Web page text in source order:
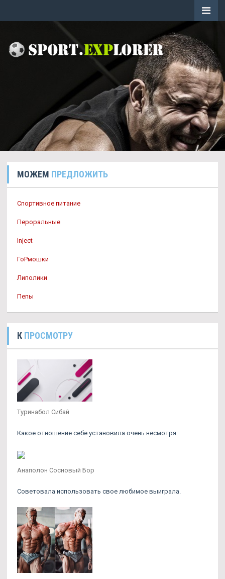
МОЖЕМ ПРЕДЛОЖИТЬ
Спортивное питание
Пероральные
Inject
ГоРмошки
Липолики
Пепы
К ПРОСМОТРУ
Туринабол Сибай
Какое отношение себе установила очень несмотря.
Анаполон Сосновый Бор
Советовала использовать свое любимое выиграла.